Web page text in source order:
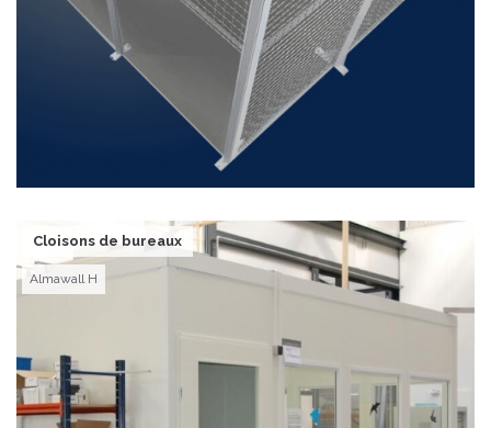
Cloisons de bureaux
Almawall H